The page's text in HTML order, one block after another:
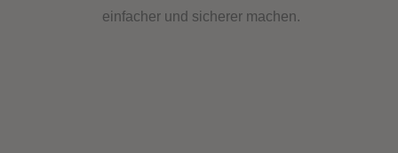
einfacher und sicherer machen.